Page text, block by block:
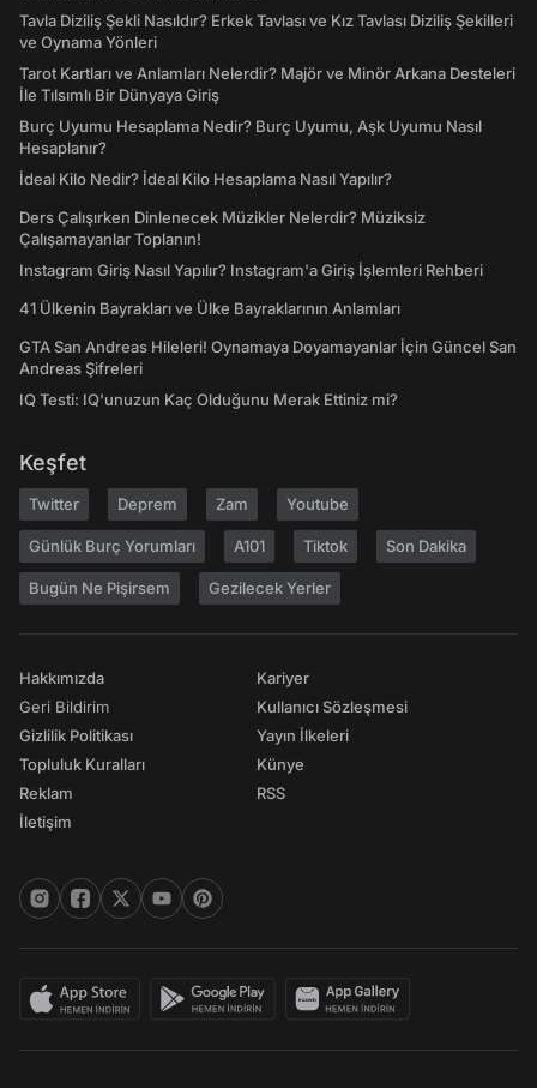
Tavla Diziliş Şekli Nasıldır? Erkek Tavlası ve Kız Tavlası Diziliş Şekilleri
ve Oynama Yönleri
Tarot Kartları ve Anlamları Nelerdir? Majör ve Minör Arkana Desteleri
İle Tılsımlı Bir Dünyaya Giriş
Burç Uyumu Hesaplama Nedir? Burç Uyumu, Aşk Uyumu Nasıl
Hesaplanır?
İdeal Kilo Nedir? İdeal Kilo Hesaplama Nasıl Yapılır?
Ders Çalışırken Dinlenecek Müzikler Nelerdir? Müziksiz
Çalışamayanlar Toplanın!
Instagram Giriş Nasıl Yapılır? Instagram'a Giriş İşlemleri Rehberi
41 Ülkenin Bayrakları ve Ülke Bayraklarının Anlamları
GTA San Andreas Hileleri! Oynamaya Doyamayanlar İçin Güncel San
Andreas Şifreleri
IQ Testi: IQ'unuzun Kaç Olduğunu Merak Ettiniz mi?
Keşfet
Twitter Deprem Zam Youtube
Günlük Burç Yorumları A101 Tiktok Son Dakika
Bugün Ne Pişirsem Gezilecek Yerler
Hakkımızda
Geri Bildirim
Gizlilik Politikası
Topluluk Kuralları
Reklam
İletişim
Kariyer
Kullanıcı Sözleşmesi
Yayın İlkeleri
Künye
RSS